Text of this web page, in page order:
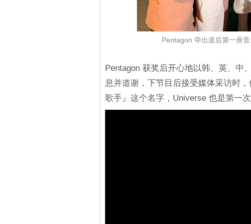
Pentagon 夺出道后第一座
Pentagon 获奖后开心地以韩、英、中
息并道谢，下节目后接受媒体采访时
歌手』这个名字，Universe 也是第一